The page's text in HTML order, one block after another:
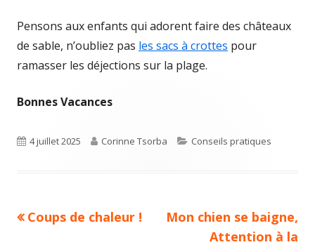
Pensons aux enfants qui adorent faire des châteaux
de sable, n’oubliez pas les sacs à crottes pour
ramasser les déjections sur la plage.
Bonnes Vacances
Published
4 juillet 2025 Author
Corinne Tsorba Categories
Conseils pratiques
Navigation
Previous
Coups de chaleur !
Next
Mon chien se baigne,
Attention à la